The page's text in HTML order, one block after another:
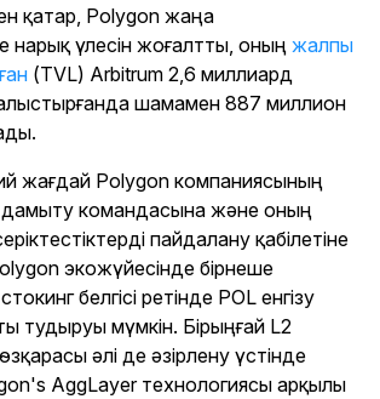
қатар, Polygon жаңа
нарық үлесін жоғалтты, оның жалпы
(TVL) Arbitrum 2,6 миллиард
шамамен 887 миллион
жағдай Polygon компаниясының
дамыту командасына және оның
пайдалану қабілетіне
экожүйесінде бірнеше
белгісі ретінде POL енгізу
тудыруы мүмкін. Бірыңғай L2
әлі де әзірлену үстінде
AggLayer технологиясы арқылы